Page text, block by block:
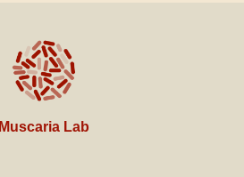
Muscaria Lab